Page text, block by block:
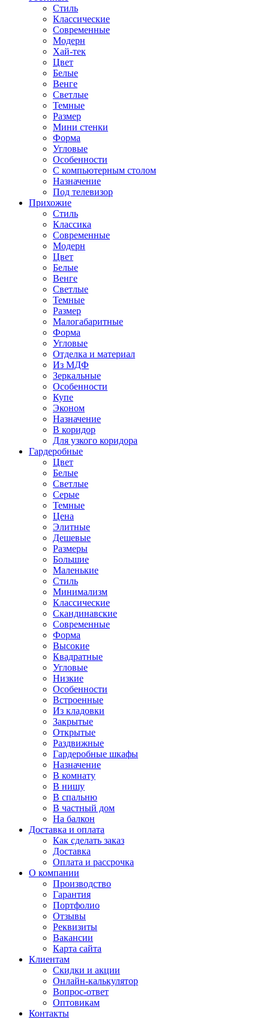
Стиль
Классические
Современные
Модерн
Хай-тек
Цвет
Белые
Венге
Светлые
Темные
Размер
Мини стенки
Форма
Угловые
Особенности
С компьютерным столом
Назначение
Под телевизор
Прихожие
Стиль
Классика
Современные
Модерн
Цвет
Белые
Венге
Светлые
Темные
Размер
Малогабаритные
Форма
Угловые
Отделка и материал
Из МДФ
Зеркальные
Особенности
Купе
Эконом
Назначение
В коридор
Для узкого коридора
Гардеробные
Цвет
Белые
Светлые
Серые
Темные
Цена
Элитные
Дешевые
Размеры
Большие
Маленькие
Стиль
Минимализм
Классические
Скандинавские
Современные
Форма
Высокие
Квадратные
Угловые
Низкие
Особенности
Встроенные
Из кладовки
Закрытые
Открытые
Раздвижные
Гардеробные шкафы
Назначение
В комнату
В нишу
В спальню
В частный дом
На балкон
Доставка и оплата
Как сделать заказ
Доставка
Оплата и рассрочка
О компании
Производство
Гарантия
Портфолио
Отзывы
Реквизиты
Вакансии
Карта сайта
Клиентам
Скидки и акции
Онлайн-калькулятор
Вопрос-ответ
Оптовикам
Контакты